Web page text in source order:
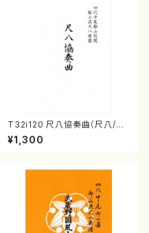
T32i120 尺八協奏曲（尺八/二
代 山本邦山/尺八/都山式譜）都
山流公刊楽譜曲番:569
¥1,300